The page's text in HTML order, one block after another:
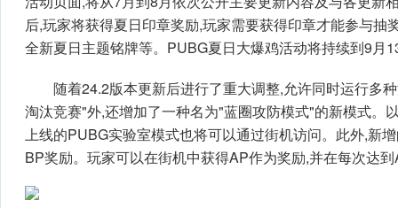
后,玩家将获得夏日印章奖励,玩家需要获得印章才能参与
全新夏日主题铭牌等。PUBG夏日大爆鸡活动将持续到9月
随着24.2版本更新后进行了重大调整,允许同时运行多
淘汰竞赛"外,还增加了一种名为"蓝圈攻防模式"的新模式。
上线的PUBG实验室模式也将可以通过街机访问。此外,新
BP奖励。玩家可以在街机中获得AP作为奖励,并在每次达